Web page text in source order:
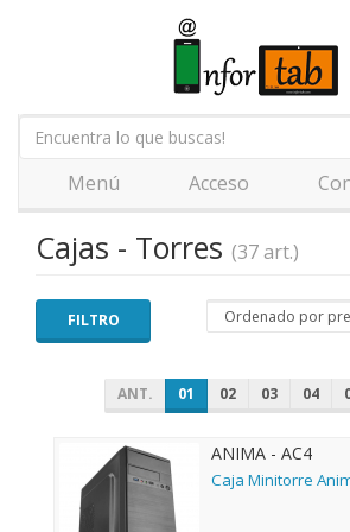
Menú Acceso
Cajas - Torres (37 art.)
FILTRO
ANT. 01 02 03 04
ANIMA - AC4
Caja Minitorre